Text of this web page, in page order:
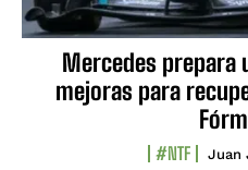
Mercedes prepara
mejoras para
#NTF Juan